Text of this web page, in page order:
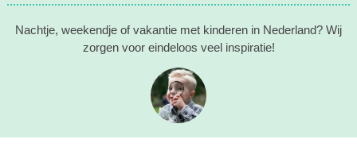
Nachtje, weekendje of vakantie met kinderen in Nederland? Wij
zorgen voor eindeloos veel inspiratie!